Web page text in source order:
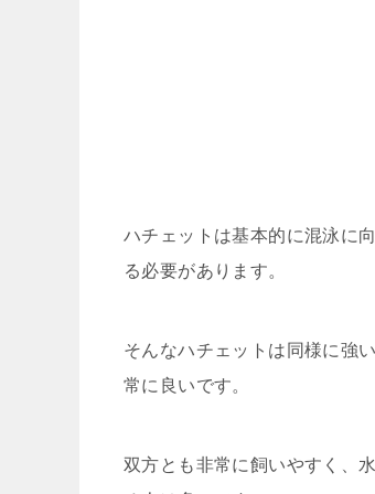
ハチェットは基本的に混泳に
る必要があります。
そんなハチェットは同様に強
常に良いです。
双方とも非常に飼いやすく、